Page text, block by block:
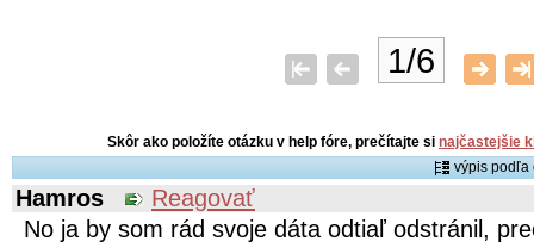
1/6
Skôr ako položíte otázku v help fóre, prečítajte si najčastejšie
výpis
Hamros
Reagovať
No ja by som rád svoje dáta odtiaľ odstránil,